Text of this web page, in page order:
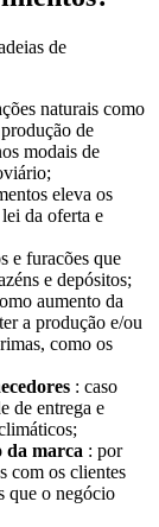
de
naturais como
de
modais de
eleva os
da oferta e
e furacões que
e depósitos;
aumento da
a produção e/ou
como os
: caso
de entrega e
da marca : por
com os clientes
que o negócio